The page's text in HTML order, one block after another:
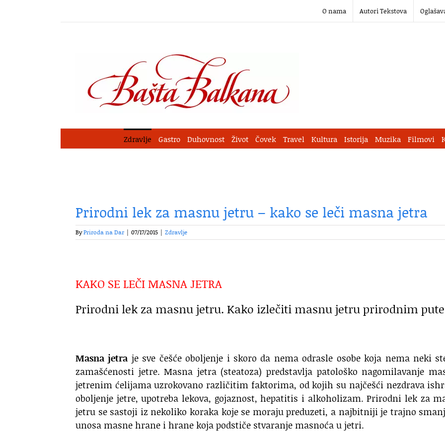
O nama Autori Tekstova
Zdravlje Gastro Duhovnost Život Čovek Travel Kultura Istorija Muzika Filmovi
Prirodni lek za masnu jetru – kako se leči masna jetra
ByPriroda na Dar | 07/17/2015 | Zdravlje
KAKO SE LEČI MASNA JETRA
Prirodni lek za masnu jetru. Kako izlečiti masnu jetru prirodnim
Masna jetra je sve češće oboljenje i skoro da nema odrasle osobe koja nema neki
zamašćenosti jetre. Masna jetra (steatoza) predstavlja patološko nagomilavanje
jetrenim ćelijama uzrokovano različitim faktorima, od kojih su najčešći nezdrava
oboljenje jetre, upotreba lekova, gojaznost, hepatitis i alkoholizam. Prirodni lek za
jetru se sastoji iz nekoliko koraka koje se moraju preduzeti, a najbitniji je trajno
unosa masne hrane i hrane koja podstiče stvaranje masnoća u jetri.